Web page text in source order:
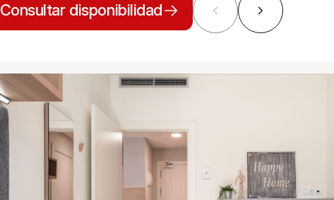
Consultar disponibilidad